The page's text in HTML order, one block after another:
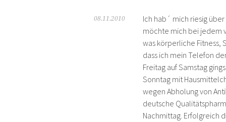
08.11.2010
Ich hab´ mich riesig
möchte mich bei jedem
was körperliche Fitness,
dass ich mein Telefon
Freitag auf Samstag
Sonntag mit
wegen Abholung von
deutsche
Nachmittag. Erfolgreich